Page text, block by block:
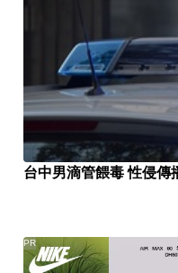
台中男滴管餵毒 性侵傳
PR